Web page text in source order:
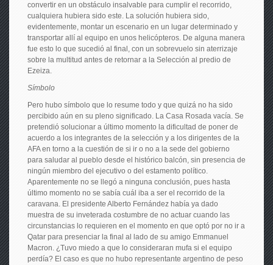
convertir en un obstáculo insalvable para cumplir el recorrido,
cualquiera hubiera sido este. La solución hubiera sido,
evidentemente, montar un escenario en un lugar determinado y
transportar allí al equipo en unos helicópteros. De alguna manera
fue esto lo que sucedió al final, con un sobrevuelo sin aterrizaje
sobre la multitud antes de retornar a la Selección al predio de
Ezeiza.
Símbolo
Pero hubo símbolo que lo resume todo y que quizá no ha sido
percibido aún en su pleno significado. La Casa Rosada vacía. Se
pretendió solucionar a último momento la dificultad de poner de
acuerdo a los integrantes de la selección y a los dirigentes de la
AFA en torno a la cuestión de si ir o no a la sede del gobierno
para saludar al pueblo desde el histórico balcón, sin presencia de
ningún miembro del ejecutivo o del estamento político.
Aparentemente no se llegó a ninguna conclusión, pues hasta
último momento no se sabía cuál iba a ser el recorrido de la
caravana. El presidente Alberto Fernández había ya dado
muestra de su inveterada costumbre de no actuar cuando las
circunstancias lo requieren en el momento en que optó por no ir a
Qatar para presenciar la final al lado de su amigo Emmanuel
Macron. ¿Tuvo miedo a que lo consideraran mufa si el equipo
perdía? El caso es que no hubo representante argentino de peso